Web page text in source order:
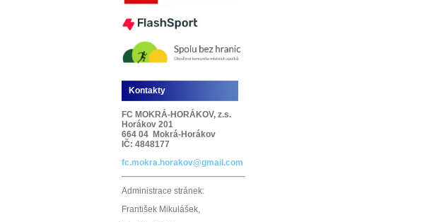
Kontakty
FC MOKRÁ-HORÁKOV, z.s.
Horákov 201
664 04 Mokrá-Horákov
IČ: 4848177
fc.mokra.horakov@gmail.com
Administrace stránek:
František Mikulášek,